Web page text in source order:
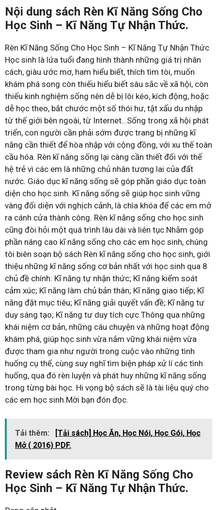
Nội dung sách Rèn Kĩ Năng Sống Cho
Học Sinh – Kĩ Năng Tự Nhận Thức.
Rèn Kĩ Năng Sống Cho Học Sinh – Kĩ Năng Tự Nhận Thức
Học sinh là lứa tuổi đang hình thành những giá trị nhân
cách, giàu ước mơ, ham hiểu biết, thích tìm tòi, muốn
khám phá song còn thiếu hiểu biết sâu sắc về xã hội, còn
thiếu kinh nghiệm sống nên dễ bị lôi kéo, kích động, hoặc
dễ học theo, bắt chước một số thói hư, tật xấu du nhập
từ thế giới bên ngoài, từ Internet…Sống trong xã hội phát
triển, con người cần phải sớm được trang bị những kĩ
năng cần thiết để hòa nhập với cộng đồng, với xu thế toàn
cầu hóa. Rèn kĩ năng sống lại càng cần thiết đối với thế
hệ trẻ vì các em là những chủ nhân tương lai của đất
nước. Giáo dục kĩ năng sống sẽ góp phần giáo dục toàn
diện cho học sinh. Kĩ năng sống sẽ giúp học sinh vững
vàng đối diện với nghịch cảnh, là chìa khóa để các em mở
ra cánh cửa thành công. Rèn kĩ năng sống cho học sinh
cũng đòi hỏi một quá trình lâu dài và liên tục.Nhằm góp
phần nâng cao kĩ năng sống cho các em học sinh, chúng
tôi biên soạn bộ sách Rèn kĩ năng sống cho học sinh, giới
thiệu những kĩ năng sống cơ bản nhất với học sinh qua 8
chủ đề chính: Kĩ năng tự nhận thức; Kĩ năng kiểm soát
cảm xúc; Kĩ năng làm chủ bản thân; Kĩ năng giao tiếp; Kĩ
năng đặt mục tiêu; Kĩ năng giải quyết vấn đề; Kĩ năng tư
duy sáng tạo; Kĩ năng tư duy tích cực.Thông qua những
khái niệm cơ bản, những câu chuyện và những hoạt động
khám phá, giúp học sinh vừa nắm vững khái niệm vừa
được tham gia như người trong cuộc vào những tình
huống cụ thể, cùng suy nghĩ tìm biện pháp xử lí các tình
huống, qua đó rèn luyện và phát huy những kĩ năng sống
trong từng bài học. Hi vọng bộ sách sẽ là tài liệu quý cho
các em học sinh.Mời bạn đón đọc.
Tải thêm:
[Tải sách] Học Ăn, Học Nói, Học Gói, Học
Mở ( 2016) PDF.
Review sách Rèn Kĩ Năng Sống Cho
Học Sinh – Kĩ Năng Tự Nhận Thức.